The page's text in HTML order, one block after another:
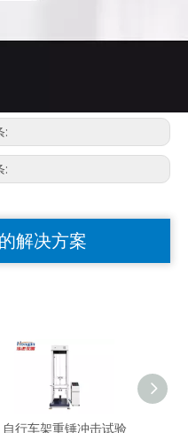
:
:
解决方案
自行车架重锤冲击试验